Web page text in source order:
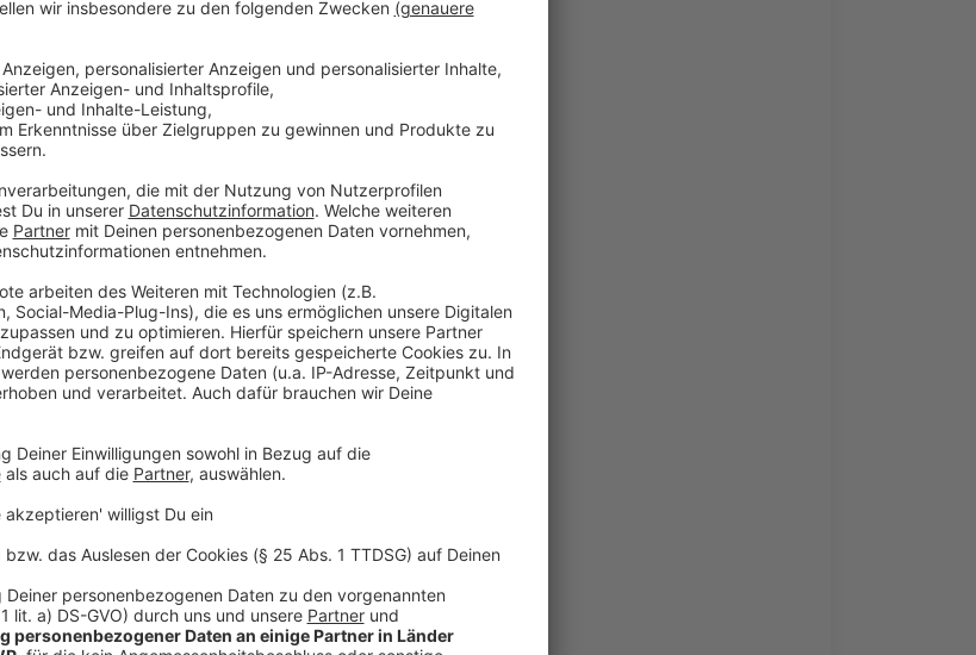
100g Möhre
100g Sellerie
100g Lauch
200 ml Sahne
Thymian
Salz
Pfeffer
Muskat
Zutaten fürKartoffel-Quarkplätzchen:
500g Kartoffel
250g Quark
1 Ei
1 Bund glatte Petersilie
Muskat
Salz
Pfeffer
Muskat
Öl